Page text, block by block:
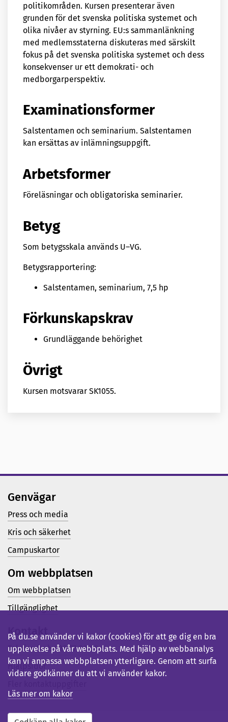
politikområden. Kursen presenterar även
grunden för det svenska politiska systemet och
olika nivåer av styrning. EU:s sammanlänkning
med medlemsstaterna diskuteras med särskilt
fokus på det svenska politiska systemet och dess
konsekvenser ur ett demokrati- och
medborgarperspektiv.
Examinationsformer
Salstentamen och seminarium. Salstentamen
kan ersättas av inlämningsuppgift.
Arbetsformer
Föreläsningar och obligatoriska seminarier.
Betyg
Som betygsskala används U–VG.
Betygsrapportering:
Salstentamen, seminarium, 7,5 hp
Förkunskapskrav
Grundläggande behörighet
Övrigt
Kursen motsvarar SK1055.
Genvägar
Press och media
Kris och säkerhet
Campuskartor
Om webbplatsen
Om webbplatsen
Tillgänglighet
Kontakt
Telefon (vx): 023-77 80 00
Hjälpsidor
På du.se använder vi kakor (cookies) för att ge dig en bra
upplevelse på vår webbplats. Med hjälp av webbanalys
kan vi anpassa webbplatsen ytterligare. Genom att surfa
vidare godkänner du att vi använder kakor.
Läs mer om kakor